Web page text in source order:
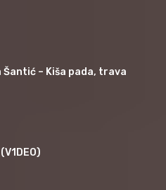
– Kiša pada, trava